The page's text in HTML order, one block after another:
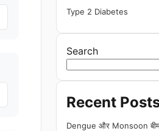
Type 2 Diabetes
Search
Recent
Dengue और Monsoon